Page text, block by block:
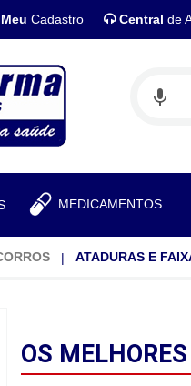
Meu Cadastro Central de
MEDICAMENTOS
ATADURAS E
OS MELHORES